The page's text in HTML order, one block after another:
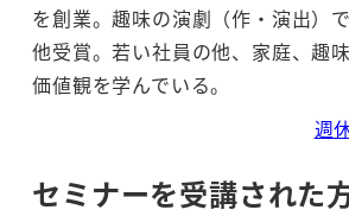
を創業。趣味の演劇（作・演出）
他受賞。若い社員の他、家庭、趣
価値観を学んでいる。
週
セミナーを受講された